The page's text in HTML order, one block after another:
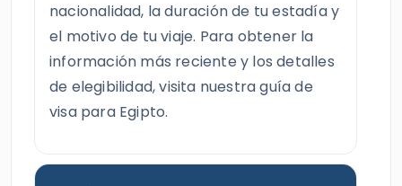
nacionalidad, la duración de tu estadía y
el motivo de tu viaje. Para obtener la
información más reciente y los detalles
de elegibilidad, visita nuestra guía de
visa para Egipto.